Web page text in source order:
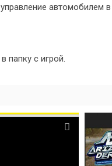
автомобилем
папку с игрой.